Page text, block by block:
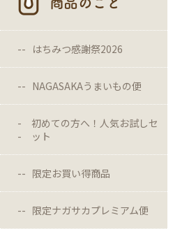
はちみつ感謝祭2026
NAGASAKAうまいもの便
初めての方へ！人気お試しセ
ット
限定お買い得商品
限定ナガサカプレミアム便